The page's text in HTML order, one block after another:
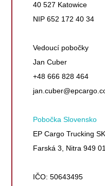
40 527 Katowice
NIP 652 172 40 34
Vedoucí pobočky
Jan Cuber
+48 666 828 464
Pobočka Slovensko
EP Cargo Trucking
Farská 3, Nitra 949 01
IČO: 50643495